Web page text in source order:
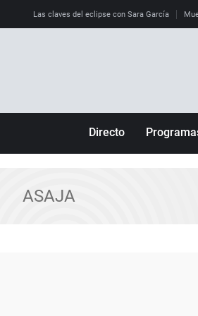
Las claves del eclipse con Sara García
Directo
ASAJA